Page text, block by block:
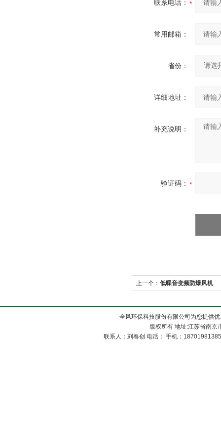
联系电话：
常用邮箱：
省份：
详细地址：
补充说明：
验证码：
上一个： 低噪音变频防爆风机
全风环保科技股份有限公司为您提供
版权所有 地址:江苏省南
联系人：刘春创 电话： 手机：